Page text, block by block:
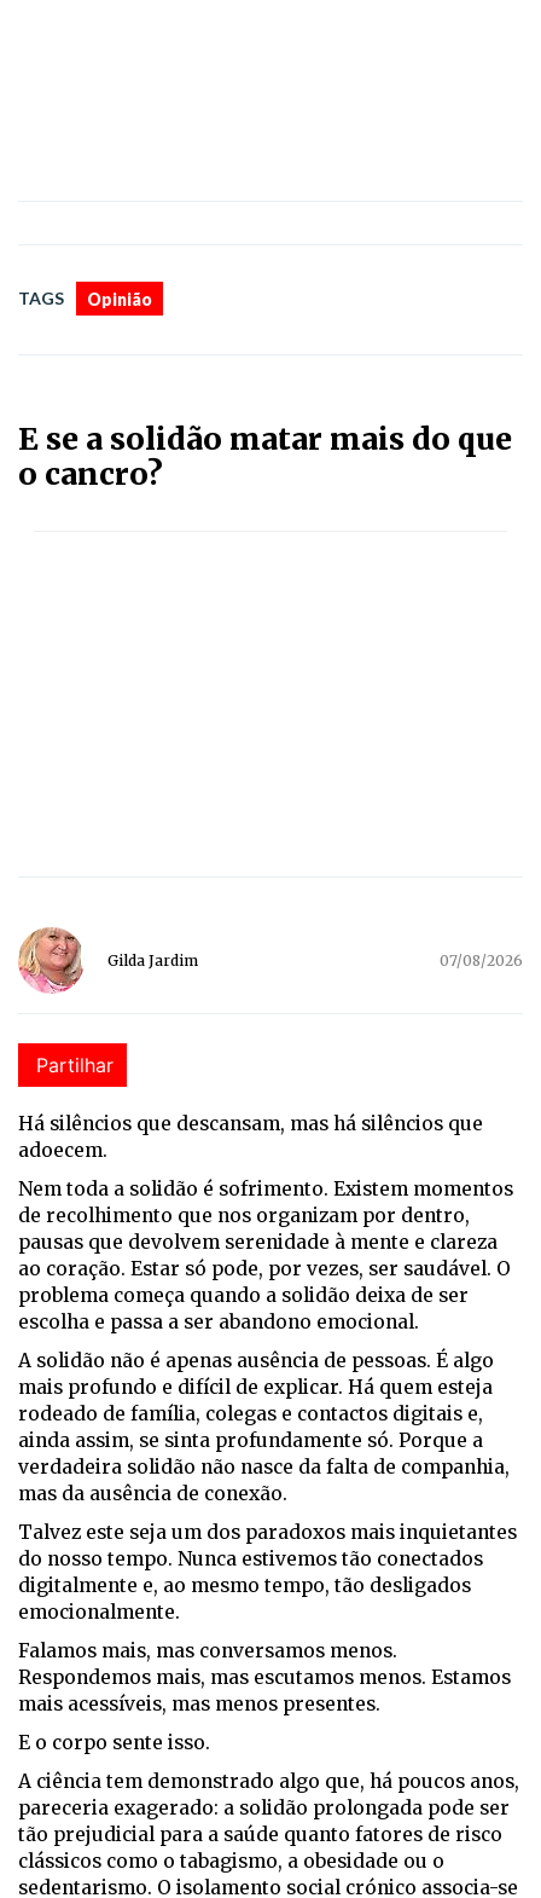
TAGS Opinião
E se a solidão matar mais do que
o cancro?
Gilda Jardim 07/08/2026
Partilhar
Há silêncios que descansam, mas há silêncios que
adoecem.
Nem toda a solidão é sofrimento. Existem momentos
de recolhimento que nos organizam por dentro,
pausas que devolvem serenidade à mente e clareza
ao coração. Estar só pode, por vezes, ser saudável. O
problema começa quando a solidão deixa de ser
escolha e passa a ser abandono emocional.
A solidão não é apenas ausência de pessoas. É algo
mais profundo e difícil de explicar. Há quem esteja
rodeado de família, colegas e contactos digitais e,
ainda assim, se sinta profundamente só. Porque a
verdadeira solidão não nasce da falta de companhia,
mas da ausência de conexão.
Talvez este seja um dos paradoxos mais inquietantes
do nosso tempo. Nunca estivemos tão conectados
digitalmente e, ao mesmo tempo, tão desligados
emocionalmente.
Falamos mais, mas conversamos menos.
Respondemos mais, mas escutamos menos. Estamos
mais acessíveis, mas menos presentes.
E o corpo sente isso.
A ciência tem demonstrado algo que, há poucos anos,
pareceria exagerado: a solidão prolongada pode ser
tão prejudicial para a saúde quanto fatores de risco
clássicos como o tabagismo, a obesidade ou o
sedentarismo. O isolamento social crónico associa-se